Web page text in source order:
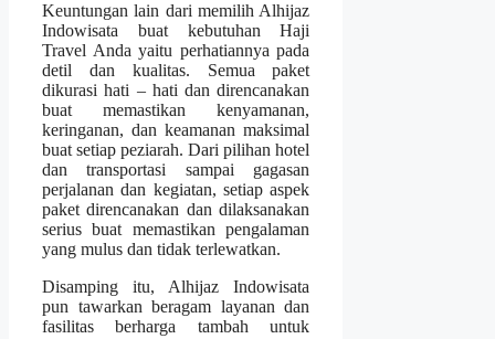
Keuntungan lain dari memilih Alhijaz
Indowisata buat kebutuhan Haji
Travel Anda yaitu perhatiannya pada
detil dan kualitas. Semua paket
dikurasi hati – hati dan direncanakan
buat memastikan kenyamanan,
keringanan, dan keamanan maksimal
buat setiap peziarah. Dari pilihan hotel
dan transportasi sampai gagasan
perjalanan dan kegiatan, setiap aspek
paket direncanakan dan dilaksanakan
serius buat memastikan pengalaman
yang mulus dan tidak terlewatkan.
Disamping itu, Alhijaz Indowisata
pun tawarkan beragam layanan dan
fasilitas berharga tambah untuk